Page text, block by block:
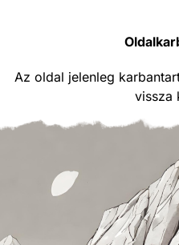
Az oldal jelenleg
vissza